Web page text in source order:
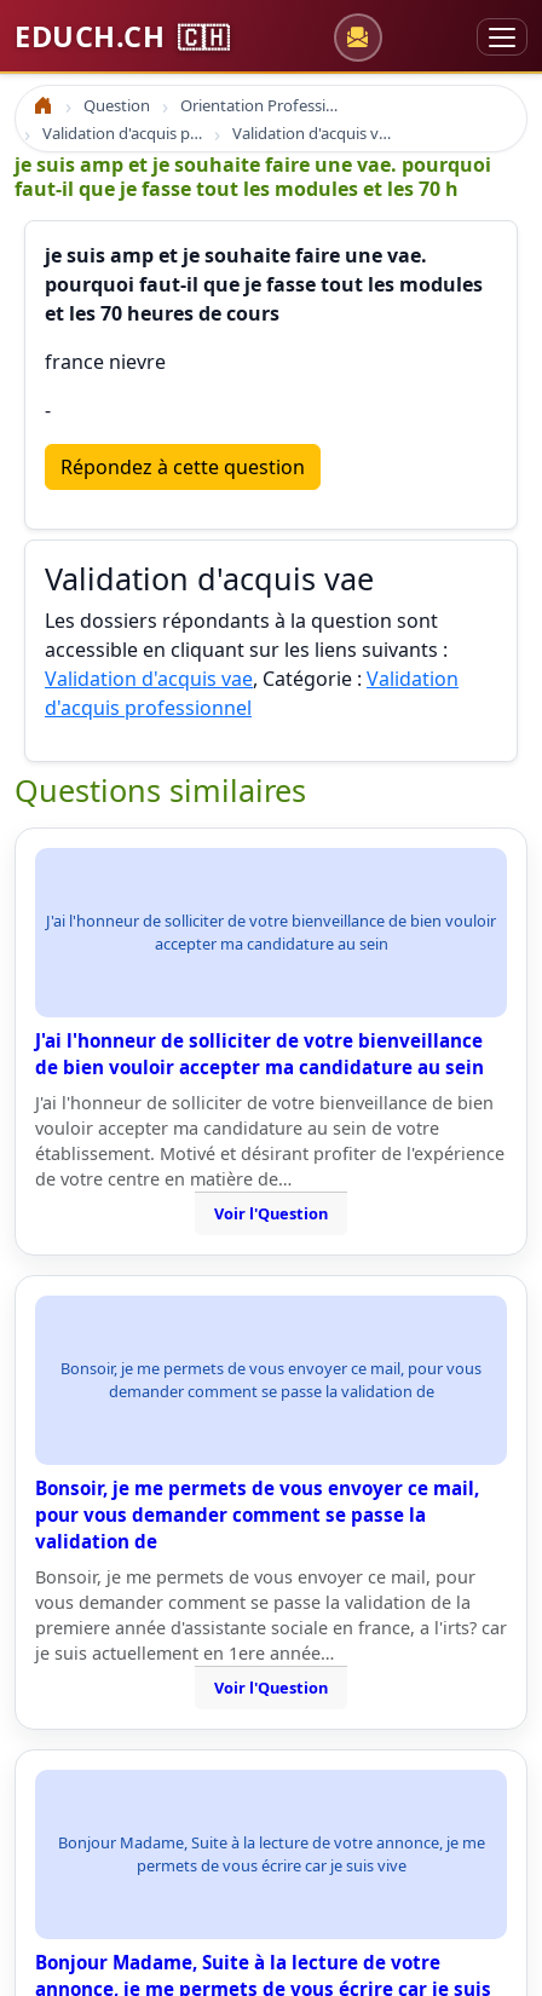
EDUCH.CH 🇨🇭
Accueil Question
Orientation Professionnelle
Validation d'acquis professionnel
Validation d'acquis vae
je suis amp et je souhaite faire une vae. pourquoi
faut-il que je fasse tout les modules et les 70 h
je suis amp et je souhaite faire une vae.
pourquoi faut-il que je fasse tout les modules
et les 70 heures de cours
france nievre
-
Répondez à cette question
Validation d'acquis vae
Les dossiers répondants à la question sont
accessible en cliquant sur les liens suivants :
Validation d'acquis vae, Catégorie : Validation
d'acquis professionnel
Questions similaires
J'ai l'honneur de solliciter de votre bienveillance de bien vouloir
accepter ma candidature au sein
J'ai l'honneur de solliciter de votre bienveillance
de bien vouloir accepter ma candidature au sein
J'ai l'honneur de solliciter de votre bienveillance de bien
vouloir accepter ma candidature au sein de votre
établissement. Motivé et désirant profiter de l'expérience
de votre centre en matière de…
Voir l'Question
Bonsoir, je me permets de vous envoyer ce mail, pour vous
demander comment se passe la validation de
Bonsoir, je me permets de vous envoyer ce mail,
pour vous demander comment se passe la
validation de
Bonsoir, je me permets de vous envoyer ce mail, pour
vous demander comment se passe la validation de la
premiere année d'assistante sociale en france, a l'irts? car
je suis actuellement en 1ere année…
Voir l'Question
Bonjour Madame, Suite à la lecture de votre annonce, je me
permets de vous écrire car je suis vive
Bonjour Madame, Suite à la lecture de votre
annonce, je me permets de vous écrire car je suis